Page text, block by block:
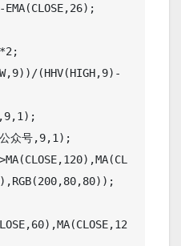
EMA(CLOSE,26);
(HHV(HIGH,9)-
公众号,9,1);